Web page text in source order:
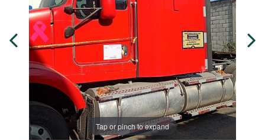
Tap or pinch to expand